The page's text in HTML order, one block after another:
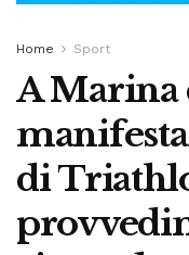
Home Sport
A Marina
di